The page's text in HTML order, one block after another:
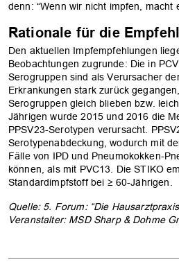
denn: “Wenn wir nicht impfen, macht
Rationale für die
Den aktuellen Impfempfehlungen
Beobachtungen zugrunde: Die in
Serogruppen sind als Verursacher
Erkrankungen stark zurück
Serogruppen gleich blieben bzw.
Jährigen wurde 2015 und 2016 die
PPSV23-Serotypen verursacht.
Serotypenabdeckung, wodurch mit
Fälle von IPD und Pneumokokken-
können, als mit PVC13. Die STIKO
Standardimpfstoff bei ≥ 60-Jährigen.
Quelle: 5. Forum: “Die
Veranstalter: MSD Sharp & Dohme